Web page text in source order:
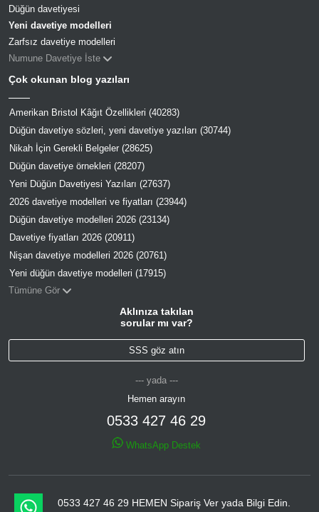
Düğün davetiyesi
Yeni davetiye modelleri
Zarfsız davetiye modelleri
Numune Davetiye İste
Çok okunan blog yazıları
Amerikan Bristol Kâğıt Özellikleri (40283)
Düğün davetiye sözleri, yeni davetiye yazıları (30744)
Nikah İçin Gerekli Belgeler (28625)
Düğün davetiye örnekleri (28207)
Yeni Düğün Davetiyesi Yazıları (27637)
2026 davetiye modelleri ve fiyatları (23944)
Düğün davetiye modelleri 2026 (23134)
Davetiye fiyatları 2026 (20911)
Nişan davetiye modelleri 2026 (20761)
Yeni düğün davetiye modelleri (17915)
Tümüne Gör
Aklınıza takılan
sorular mı var?
SSS göz atın
--- yada ---
Hemen arayın
0533 427 46 29
WhatsApp Destek
0533 427 46 29 HEMEN Sipariş Ver yada Bilgi Edin.